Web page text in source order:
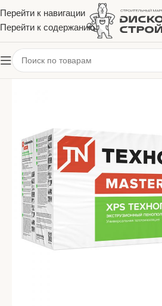
Перейти к навигации
Перейти к содержанию